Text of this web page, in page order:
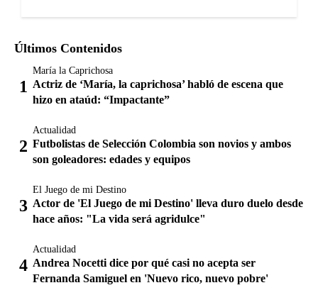
Últimos Contenidos
María la Caprichosa
Actriz de ‘María, la caprichosa’ habló de escena que
hizo en ataúd: “Impactante”
Actualidad
Futbolistas de Selección Colombia son novios y ambos
son goleadores: edades y equipos
El Juego de mi Destino
Actor de 'El Juego de mi Destino' lleva duro duelo desde
hace años: "La vida será agridulce"
Actualidad
Andrea Nocetti dice por qué casi no acepta ser
Fernanda Samiguel en 'Nuevo rico, nuevo pobre'